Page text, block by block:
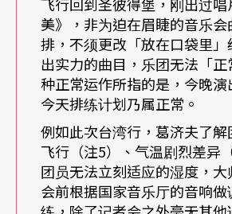
师的胞姊，拉丽莎‧葛济华（
界上著名的声乐伴奏家，俄罗斯
夫大师的成功关键所在，她说：
成就，从年轻时候起，葛济夫就
年的蓝图，并加以实现，这是非
质。」
马林斯基剧院：为俄国歌剧立碑
美》，非为迫在眉睫的音乐
排，不须更改「放在口袋里
出实力的曲目，乐团无法「
种正常运作所指的是，今晚
今天排练计划乃属正常。
例如此次台湾行，葛济夫了
飞行（注5）、气温剧烈差异
团员无法立刻适应的湿度，
会前根据国家音乐厅的音响